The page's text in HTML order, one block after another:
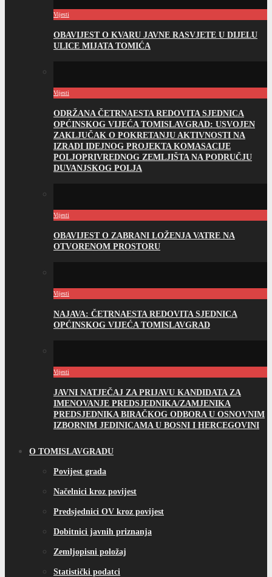
Vijesti
OBAVIJEST O KVARU JAVNE RASVJETE U DIJELU
ULICE MIJATA TOMIĆA
Vijesti
ODRŽANA ČETRNAESTA REDOVITA SJEDNICA
OPĆINSKOG VIJEĆA TOMISLAVGRAD: USVOJEN
ZAKLJUČAK O POKRETANJU AKTIVNOSTI NA
IZRADI IDEJNOG PROJEKTA KOMASACIJE
POLJOPRIVREDNOG ZEMLJIŠTA NA PODRUČJU
DUVANJSKOG POLJA
Vijesti
OBAVIJEST O ZABRANI LOŽENJA VATRE NA
OTVORENOM PROSTORU
Vijesti
NAJAVA: ČETRNAESTA REDOVITA SJEDNICA
OPĆINSKOG VIJEĆA TOMISLAVGRAD
Vijesti
JAVNI NATJEČAJ ZA PRIJAVU KANDIDATA ZA
IMENOVANJE PREDSJEDNIKA/ZAMJENIKA
PREDSJEDNIKA BIRAČKOG ODBORA U OSNOVNIM
IZBORNIM JEDINICAMA U BOSNI I HERCEGOVINI
O TOMISLAVGRADU
Povijest grada
Načelnici kroz povijest
Predsjednici OV kroz povijest
Dobitnici javnih priznanja
Zemljopisni položaj
Statistički podatci